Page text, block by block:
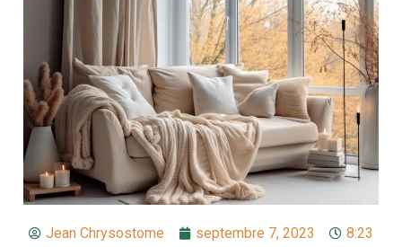
Jean Chrysostome septembre 7, 2023 8:23